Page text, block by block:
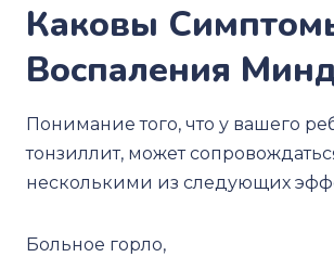
Каковы
Воспаления
Понимание того, что у вашего
тонзиллит, может
несколькими из следующих
Больное горло,